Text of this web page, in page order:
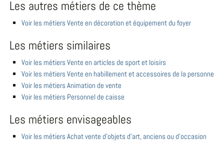
Les autres métiers de ce thème
Voir les métiers Vente en décoration et équipement du foyer
Les métiers similaires
Voir les métiers Vente en articles de sport et loisirs
Voir les métiers Vente en habillement et accessoires de la personne
Voir les métiers Animation de vente
Voir les métiers Personnel de caisse
Les métiers envisageables
Voir les métiers Achat vente d'objets d'art, anciens ou d'occasion